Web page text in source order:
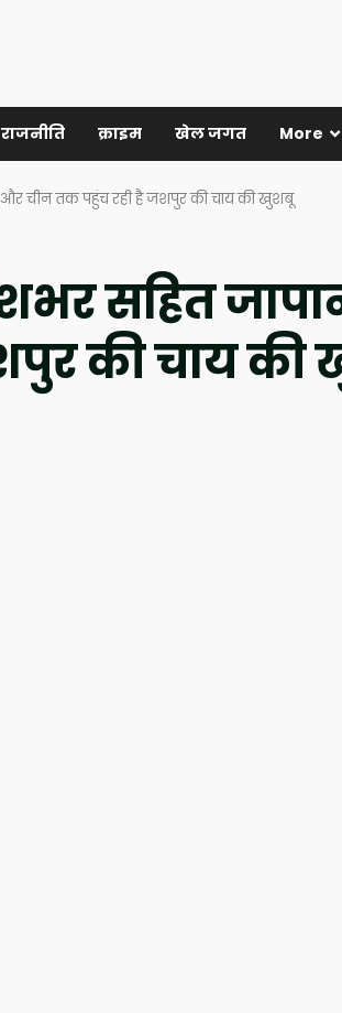
राजनीति क्राइम खेल जगत More
चीन तक पहुंच रही है जशपुर की चाय की खुशबू
सहित
की चाय